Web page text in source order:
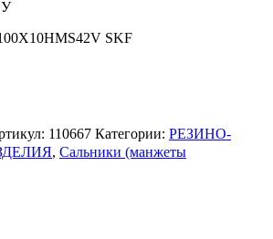
SKF
110667 Категории: РЕЗИНО-
, Сальники (манжеты